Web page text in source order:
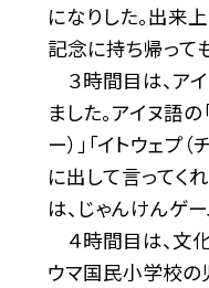
になりした。出来
記念に持ち帰って
３時間目は、ア
ました。アイヌ語の
ー）」「イトウェプ
に出して言ってく
は、じゃんけんゲ
４時間目は、文
ウマ国民小学校の